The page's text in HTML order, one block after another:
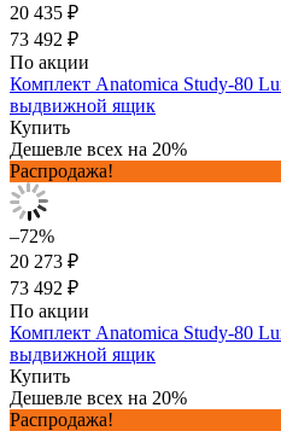
20 435 ₽
73 492 ₽
По акции
Комплект Anatomica Study-80
выдвижной ящик
Купить
Дешевле всех на 20%
Распродажа!
–72%
20 273 ₽
73 492 ₽
По акции
Комплект Anatomica Study-80
выдвижной ящик
Купить
Дешевле всех на 20%
Распродажа!